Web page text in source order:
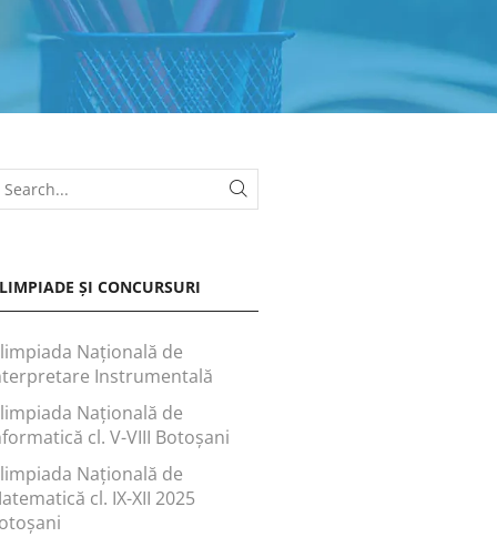
ȘI CONCURSURI
Națională de
Instrumentală
Națională de
cl. V-VIII Botoșani
Națională de
cl. IX-XII 2025